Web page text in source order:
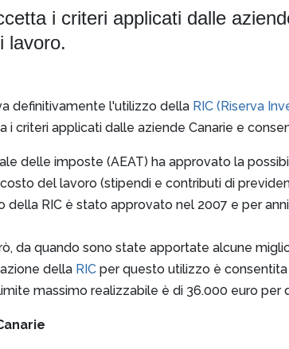
i criteri applicati dalle
lavoro.
definitivamente l'utilizzo della RIC (Riserva
i criteri applicati dalle aziende Canarie e
delle imposte (AEAT) ha approvato la
del lavoro (stipendi e contributi di
della RIC è stato approvato nel 2007 e per
da quando sono state apportate alcune
della RIC per questo utilizzo è
massimo realizzabile è di 36.000 euro per